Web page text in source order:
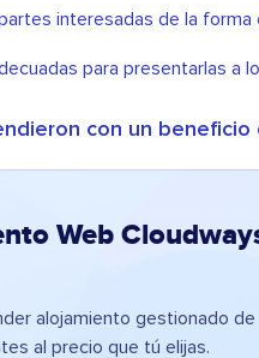
interesadas de la forma
para presentarlas a
con un beneficio
Web
alojamiento gestionado de
al precio que tú elijas.